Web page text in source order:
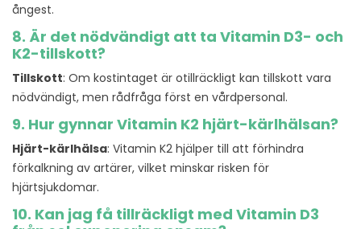
ångest.
8. Är det nödvändigt att ta Vitamin D3- och
K2-tillskott?
Tillskott: Om kostintaget är otillräckligt kan tillskott vara
nödvändigt, men rådfråga först en vårdpersonal.
9. Hur gynnar Vitamin K2 hjärt-kärlhälsan?
Hjärt-kärlhälsa: Vitamin K2 hjälper till att förhindra
förkalkning av artärer, vilket minskar risken för
hjärtsjukdomar.
10. Kan jag få tillräckligt med Vitamin D3